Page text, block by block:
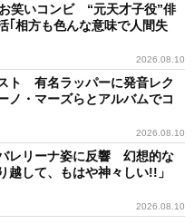
笑いコンビ “元天才子役”俳
｢相方も色んな意味で人間失
2026.08.10
ト 有名ラッパーに発音レク
・マーズらとアルバムでコ
2026.08.10
レリーナ姿に反響 幻想的な
越して、もはや神々しい!!」
2026.08.10